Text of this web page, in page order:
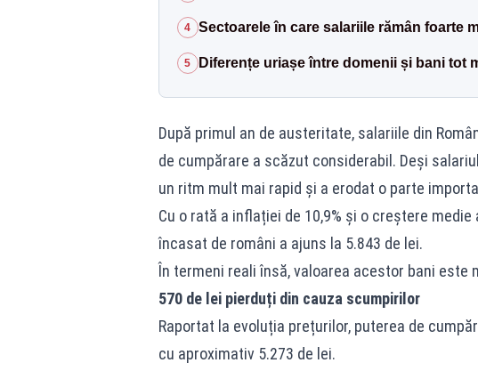
4 Sectoarele în care salariile rămân foarte
5 Diferențe uriașe între domenii și bani tot
După primul an de austeritate, salariile din
de cumpărare a scăzut considerabil. Deși
un ritm mult mai rapid și a erodat o parte
Cu o rată a inflației de 10,9% și o creștere
încasat de români a ajuns la 5.843 de lei.
În termeni reali însă, valoarea acestor bani este
570 de lei pierduți din cauza scumpirilor
Raportat la evoluția prețurilor, puterea de
cu aproximativ 5.273 de lei.